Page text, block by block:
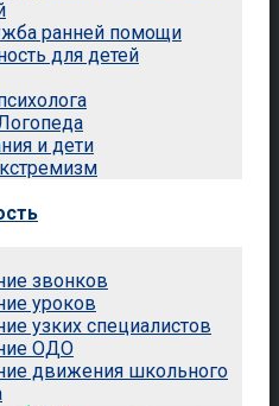
ранней помощи
для детей
и дети
звонков
уроков
узких специалистов
ОДО
движения школьного